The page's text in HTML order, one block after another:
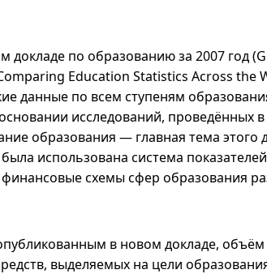
докладе по образованию за 2007 год
Education Statistics Across the
данные по всем ступеням
исследований, проведённых
образования — главная тема этого
использована система
финансовые схемы сфер образования
в новом докладе, объём
выделяемых на цели